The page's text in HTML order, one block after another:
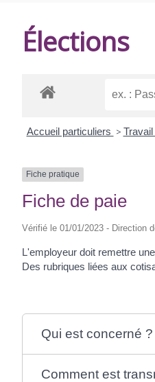
Élections
Accueil particuliers >
Fiche pratique
Fiche de paie
Vérifié le 01/01/2023 - Direction
L'employeur doit remettre
Des rubriques liées aux
Qui est concerné ?
Comment est